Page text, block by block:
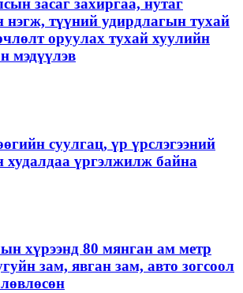
засаг захиргаа, нутаг
нэгж, түүний удирдлагын тухай
оруулах тухай хуулийн
мэдүүлэв
суулгац, үр үрслэгээний
худалдаа үргэлжилж байна
хүрээнд 80 мянган ам метр
зам, явган зам, авто зогсоол